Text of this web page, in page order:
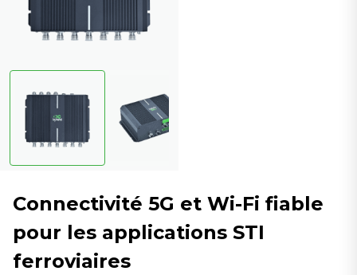
Connectivité 5G et Wi-Fi fiable
pour les applications STI
ferroviaires